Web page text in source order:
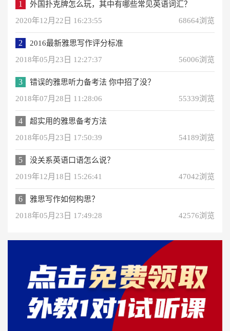
1
外国扑克牌怎么玩，其中有哪些常见英语词汇？
2020年12月22日 16:23:55
68664浏览
2
2016最新雅思写作评分标准
2018年05月23日 12:27:37
56006浏览
3
错误的雅思听力备考法 你中招了没？
2018年07月28日 11:28:06
55339浏览
4
超实用的雅思备考方法
2018年05月23日 17:50:39
54189浏览
5
没关系英语口语怎么说？
2019年12月18日 15:26:41
47042浏览
6
雅思写作如何构思？
2018年05月23日 17:49:28
42576浏览